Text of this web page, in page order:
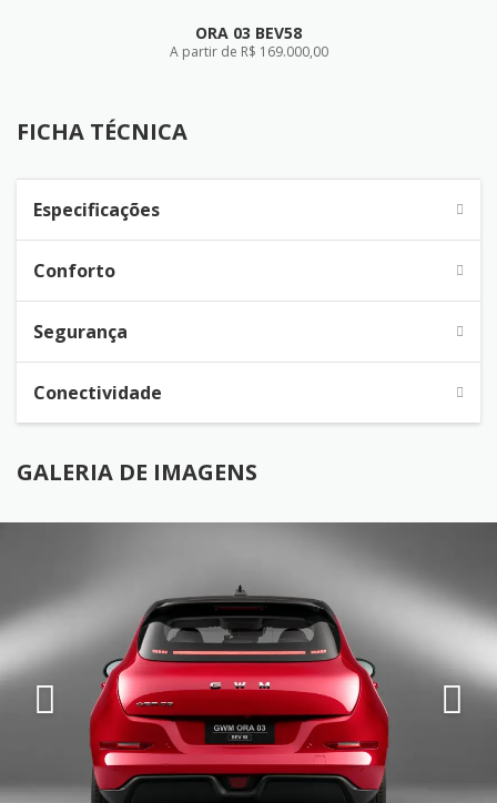
ORA 03 BEV58
A partir de R$ 169.000,00
FICHA TÉCNICA
Especificações
Conforto
Segurança
Conectividade
GALERIA DE IMAGENS